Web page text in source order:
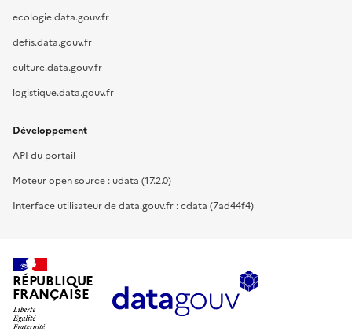
ecologie.data.gouv.fr
defis.data.gouv.fr
culture.data.gouv.fr
logistique.data.gouv.fr
Développement
API du portail
Moteur open source : udata (17.2.0)
Interface utilisateur de data.gouv.fr : cdata (7ad44f4)
RÉPUBLIQUE
FRANÇAISE